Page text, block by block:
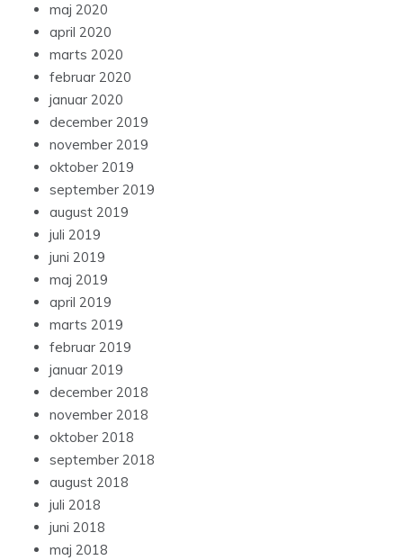
maj 2020
april 2020
marts 2020
februar 2020
januar 2020
december 2019
november 2019
oktober 2019
september 2019
august 2019
juli 2019
juni 2019
maj 2019
april 2019
marts 2019
februar 2019
januar 2019
december 2018
november 2018
oktober 2018
september 2018
august 2018
juli 2018
juni 2018
maj 2018